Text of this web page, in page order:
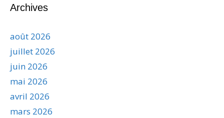
Archives
août 2026
juillet 2026
juin 2026
mai 2026
avril 2026
mars 2026